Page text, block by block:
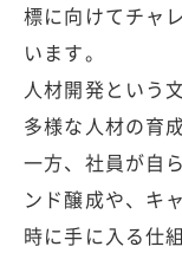
標に向けてチャ
います。
人材開発という
多様な人材の育
一方、社員が自
ンド醸成や、キ
時に手に入る仕